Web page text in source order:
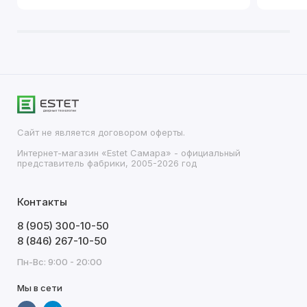
Сайт не является договором оферты.
Интернет-магазин «Estet Самара» - официальный
представитель фабрики, 2005-2026 год
Контакты
8 (905) 300-10-50
8 (846) 267-10-50
Пн-Вс: 9:00 - 20:00
Мы в сети